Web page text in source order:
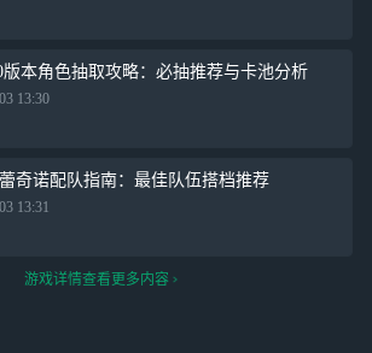
版本角色抽取攻略：必抽推荐与卡池分析
13:30
奇诺配队指南：最佳队伍搭档推荐
13:31
游戏详情查看更多内容